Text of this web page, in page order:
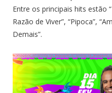
Entre os principais hits estão
Razão de Viver”, “Pipoca”,
Demais”.